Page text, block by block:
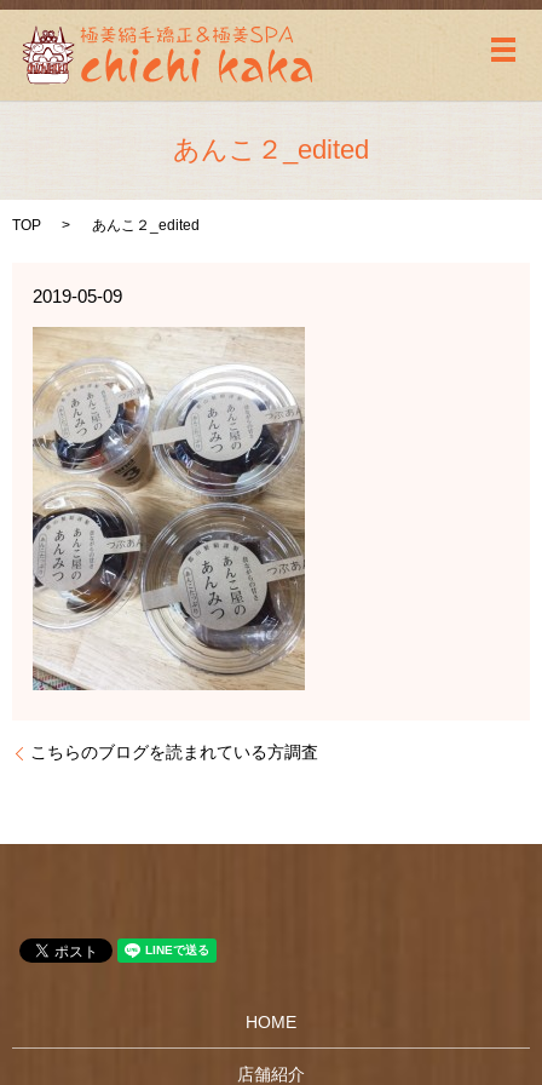
メ
あんこ２_edited
TOP あんこ２_edited
2019-05-09
こちらのブログを読まれている方調査
HOME
店舗紹介